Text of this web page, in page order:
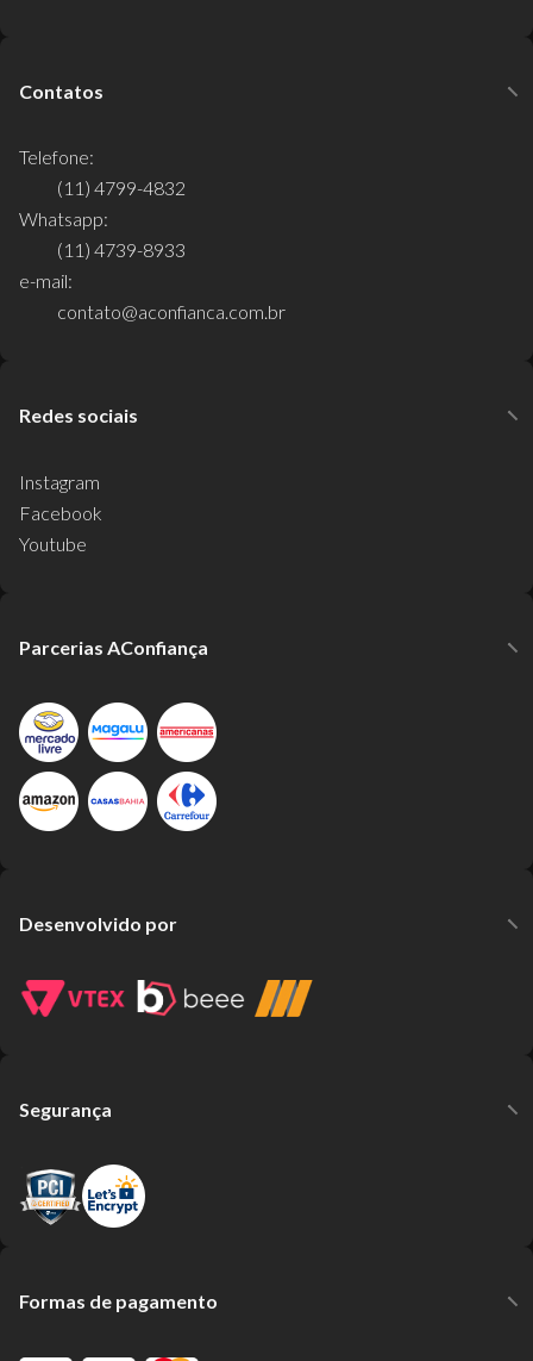
Contatos
Telefone:
(11) 4799-4832
Whatsapp:
(11) 4739-8933
e-mail:
contato@aconfianca.com.br
Redes sociais
Instagram
Facebook
Youtube
Parcerias AConfiança
Desenvolvido por
Segurança
Formas de pagamento